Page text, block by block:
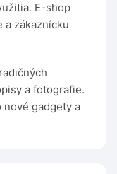
E-shop
zákaznícku
a fotografie.
gadgety a